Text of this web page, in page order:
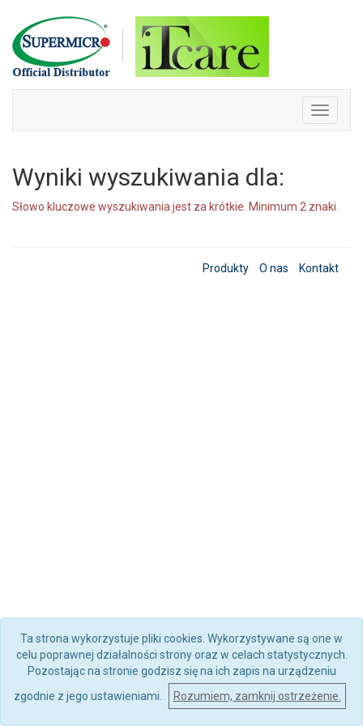
Skip
to
content
Toggle
Wyniki wyszukiwania dla:
Słowo kluczowe wyszukiwania jest za krótkie. Minimum 2 znaki.
Produkty O nas Kontakt
Ta strona wykorzystuje pliki cookies. Wykorzystywane są one w
celu poprawnej działalności strony oraz w celach statystycznych.
Pozostając na stronie godzisz się na ich zapis na urządzeniu
zgodnie z jego ustawieniami.
Rozumiem, zamknij ostrzeżenie.